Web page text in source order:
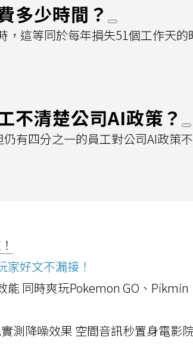
多少時間？
，這等同於每年損失51個工作天的
不清楚公司AI政策？
有四分之一的員工對公司AI政策
好文不漏接！
能 同時爽玩Pokemon GO、Pikmin
測降噪效果 空間音訊秒置身電影